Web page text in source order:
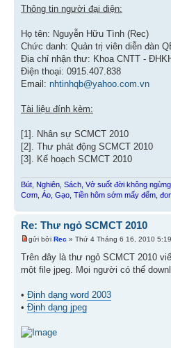
Thông tin người đại diện:
Họ tên: Nguyễn Hữu Tình (Rec)
Chức danh: Quản trị viên diễn đàn
Địa chỉ nhận thư: Khoa CNTT -
Điện thoại: 0915.407.838
Email: nhtinhqb@yahoo.com.vn
Tài liệu đính kèm:
[1]. Nhân sự SCMCT 2010
[2]. Thư phát động SCMCT 2010
[3]. Kế hoạch SCMCT 2010
Bút, Nghiên, Sách, Vở suốt đời không
Cơm, Áo, Gạo, Tiền hôm sớm mấy đếm,
Re: Thư ngỏ SCMCT 2010
gửi bởi Rec » Thứ 4 Tháng 6 16, 2010
Trên đây là thư ngỏ SCMCT 2010
một file jpeg. Mọi người có thể
• Định dạng word 2003
• Định dạng jpeg